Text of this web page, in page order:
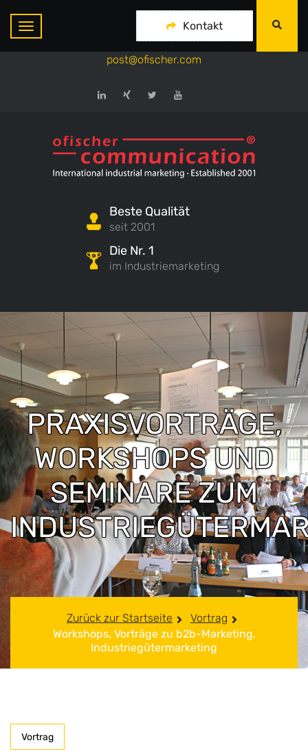
ofischer communication
+49-175-718 444 1
post@ofischer.com
Beste Qualität
seit 2001
Die Nr. 1
im Industriemarketing
Kontakt
PRAXISVORTRÄGE,
WORKSHOPS UND
SEMINARE ZUM
Zurück zur Startseite
Vortrag
Workshops, Vorträge zu b2b-Marketing,
Industriegütermarketing
Vortrag